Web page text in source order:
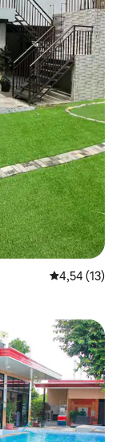
Évaluation
4,54 (13)